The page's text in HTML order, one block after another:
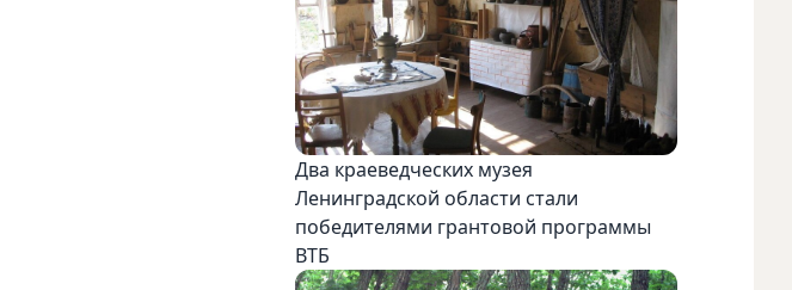
Два краеведческих музея
Ленинградской области стали
победителями грантовой программы
ВТБ